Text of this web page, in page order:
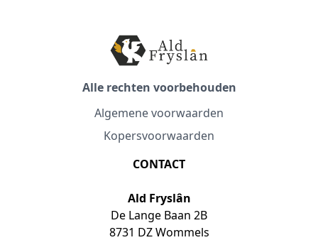
Alle rechten voorbehouden
Algemene voorwaarden
Kopersvoorwaarden
CONTACT
Ald Fryslân
De Lange Baan 2B
8731 DZ Wommels